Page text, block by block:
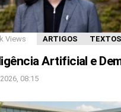
Views ARTIGOS
Artificial e
08:15